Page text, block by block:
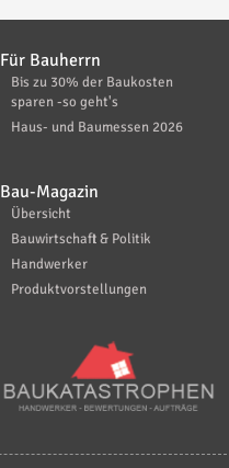
Für Bauherrn
Bis zu 30% der Baukosten
sparen -so geht's
Haus- und Baumessen 2026
Bau-Magazin
Übersicht
Bauwirtschaft & Politik
Handwerker
Produktvorstellungen